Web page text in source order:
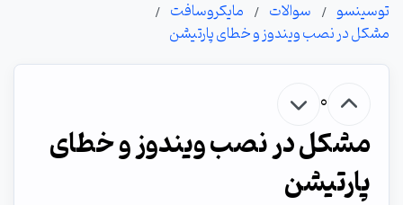
توسینسو سوالات
مایکروسافت
مشکل در نصب ویندوز و خطای پارتیشن
0
مشکل در نصب ویندوز و خطای
پارتیشن